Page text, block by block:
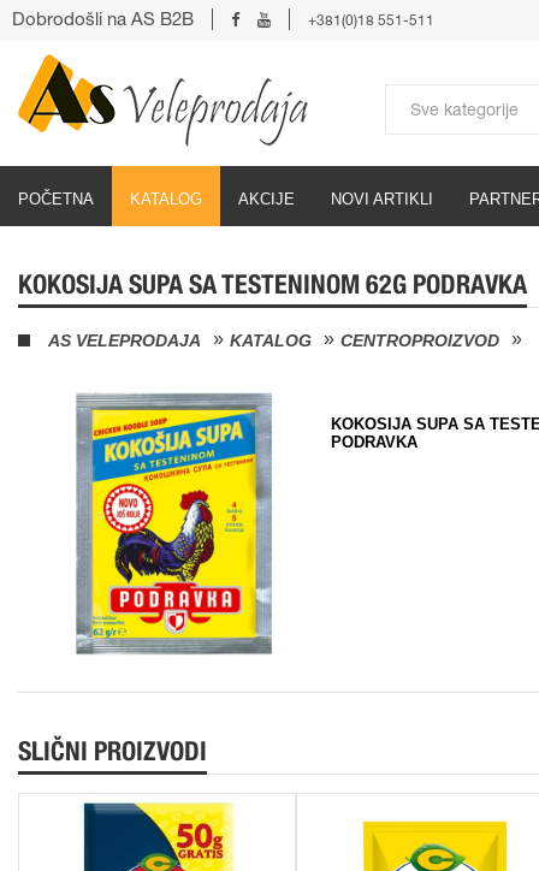
POČETNA KATALOG AKCIJE NOVI ARTIKLI
Dobrodošli na AS B2B +381(0)18 551-511
KOKOSIJA SUPA SA TESTENINOM 62G PODRAVKA
AS VELEPRODAJA KATALOG CENTROPROIZVOD
KOKOSIJA SUPA SA
PODRAVKA
SLIČNI PROIZVODI